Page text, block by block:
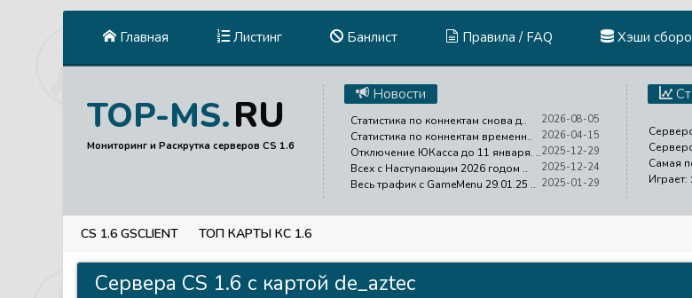
Главная Листинг Банлист Правила / FAQ Хэши
TOP-MS.RU
Мониторинг и Раскрутка серверов CS 1.6
Новости
2026-08-05
Статистика по коннектам снова д..
2026-04-15
Статистика по коннектам временн..
2025-12-29
Отключение ЮКасса до 11 января. ..
2025-12-24
Всех с Наступающим 2026 годом ..
2025-01-29
Весь трафик с GameMenu 29.01.25 ..
Самая
Играет:
CS 1.6 GSCLIENT ТОП КАРТЫ КС 1.6
Сервера CS 1.6 с картой de_aztec